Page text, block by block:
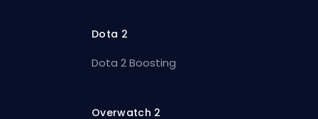
Dota 2
Dota 2 Boosting
Overwatch 2